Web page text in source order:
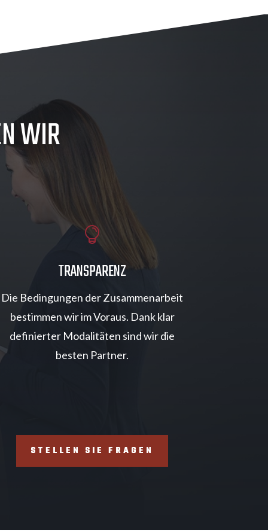
WIR

TRANSPARENZ
Die Bedingungen der Zusammenarbeit
bestimmen wir im Voraus. Dank klar
definierter Modalitäten sind wir die
besten Partner.
STELLEN SIE FRAGEN